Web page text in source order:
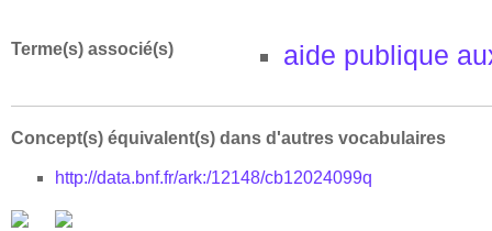
Terme(s) associé(s) aide publique
Concept(s) équivalent(s) dans d'autres vocabulaires
http://data.bnf.fr/ark:/12148/cb12024099q